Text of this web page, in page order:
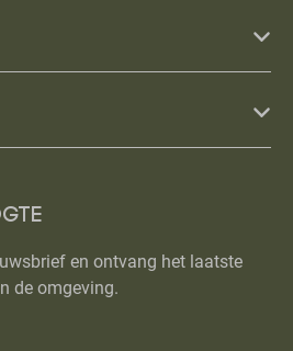
en ontvang het laatste
de omgeving.